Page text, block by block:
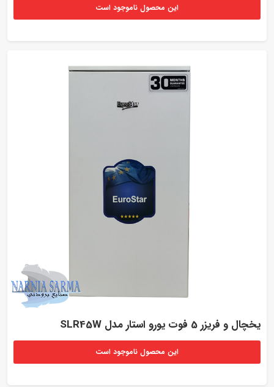
این محصول ناموجود است
یخچال و فریزر 5 فوت یورو استار مدل SLR45W
این محصول ناموجود است